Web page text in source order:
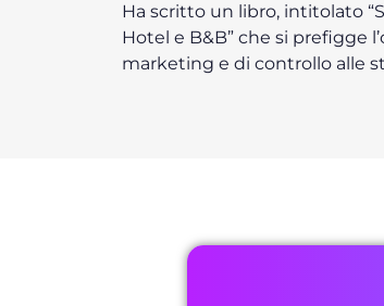
Ha scritto un libro, intitolato
Hotel e B&B” che si prefigge
marketing e di controllo alle